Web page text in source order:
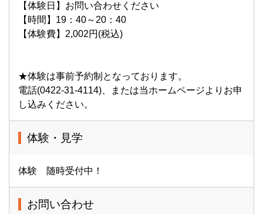
【体験日】お問い合わせください
【時間】19：40～20：40
【体験費】2,002円(税込)
★体験は事前予約制となっております。
電話(0422-31-4114)、または当ホームページよりお申
し込みください。
体験・見学
体験 随時受付中！
お問い合わせ